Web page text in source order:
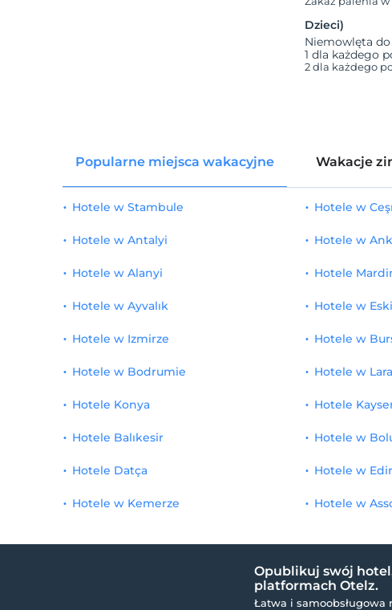
Dzieci)
Niemowlęta do
1 dla każdego
2 dla każdego
Popularne miejsca wakacyjne Wakacje
Hotele w Stambule
Hotele w Antalyi
Hotele w Alanyi
Hotele w Ayvalık
Hotele w Izmirze
Hotele w
Hotele w
Hotele
Hotele w
Hotele w
Hotele w Bodrumie
Hotele Konya
Hotele Balıkesir
Hotele Datça
Hotele w Kemerze
Hotele w Lara
Hotele
Hotele w
Hotele w
Hotele w
Opublikuj swój
platformach Otelz.
Łatwa i samoobsługowa